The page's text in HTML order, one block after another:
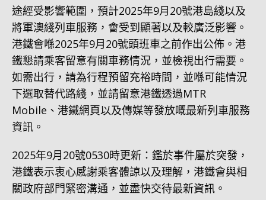
途經受影響範圍，預計2025年9月20號港島綫以及
將軍澳綫列車服務，會受到顯著以及較廣泛影響。
港鐵會喺2025年9月20號頭班車之前作出公佈。港
鐵懇請乘客留意有關車務情況，並檢視出行需要。
如需出行，請為行程預留充裕時間，並喺可能情況
下選取替代路綫，並請留意港鐵透過MTR
Mobile、港鐵網頁以及傳媒等發放嘅最新列車服務
資訊。
2025年9月20號0530時更新：鑑於事件屬於突發，
港鐵表示衷心感謝乘客體諒以及理解，港鐵會與相
關政府部門緊密溝通，並盡快交待最新資訊。